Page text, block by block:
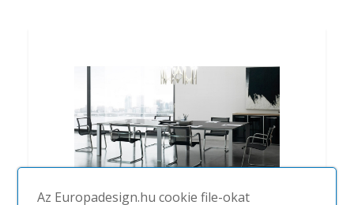
Az Europadesign.hu cookie file-okat